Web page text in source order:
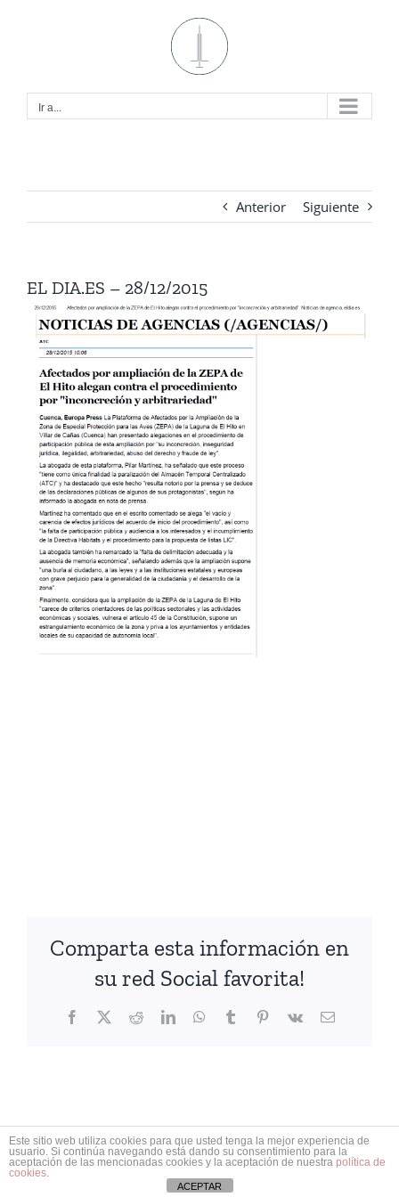
Ir a...
Anterior Siguiente
EL DIA.ES – 28/12/2015
Comparta esta información en
su red Social favorita!
Facebook
X RedditLinkedInWhatsApp
TumblrPinterest
Vk
Correo
© Copyright2026 | Pilar Martínez Abogados | All Rights Reserved
| Designed by
Aviso legal Política de cookies
Política de confidencialidad
Este sitio web utiliza cookies para que usted tenga la mejor experiencia de
usuario. Si continúa navegando está dando su consentimiento para la
aceptación de las mencionadas cookies y la aceptación de nuestra política de
cookies.
ACEPTAR